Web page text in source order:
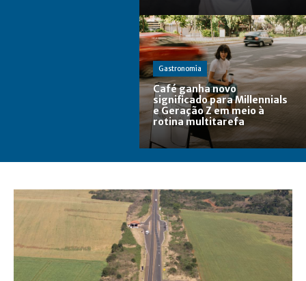
Gastronomia
Café ganha novo
significado para Millennials
e Geração Z em meio à
rotina multitarefa